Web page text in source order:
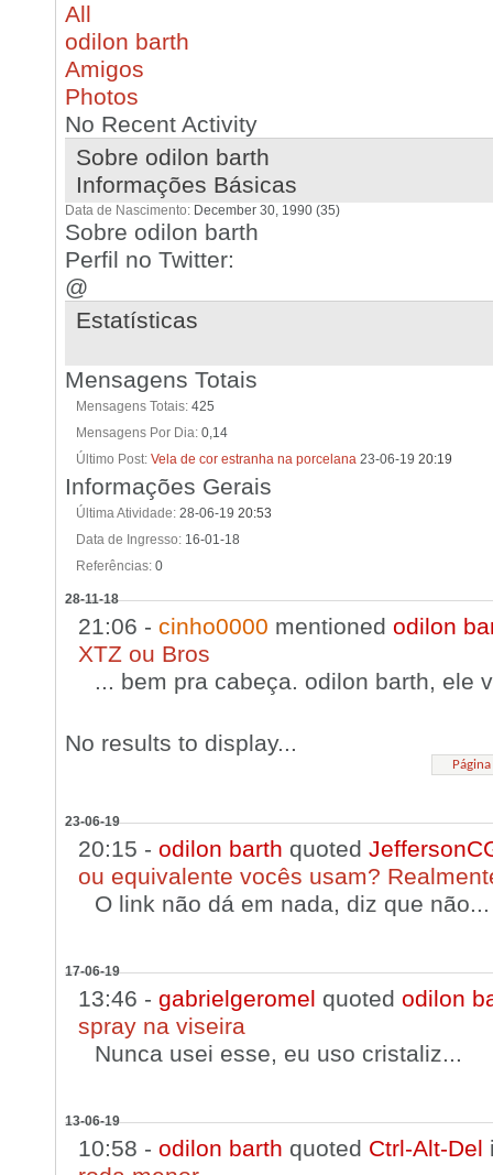
All
odilon barth
Amigos
Photos
No Recent Activity
Sobre odilon barth
Informações Básicas
Data de Nascimento December 30, 1990 (35)
Sobre odilon barth
Perfil no Twitter:
@
Estatísticas
Mensagens Totais
Mensagens Totais 425
Mensagens Por Dia 0,14
Último Post Vela de cor estranha na porcelana 23-06-19 20:19
Informações Gerais
Última Atividade 28-06-19 20:53
Data de Ingresso 16-01-18
Referências 0
28-11-18
21:06 - cinho0000 mentioned odilon
XTZ ou Bros
... bem pra cabeça. odilon barth, ele
No results to display...
23-06-19
20:15 - odilon barth quoted
ou equivalente vocês usam?
O link não dá em nada, diz que não...
17-06-19
13:46 - gabrielgeromel quoted odilon
spray na viseira
Nunca usei esse, eu uso cristaliz...
13-06-19
10:58 - odilon barth quoted Ctrl-Alt-Del